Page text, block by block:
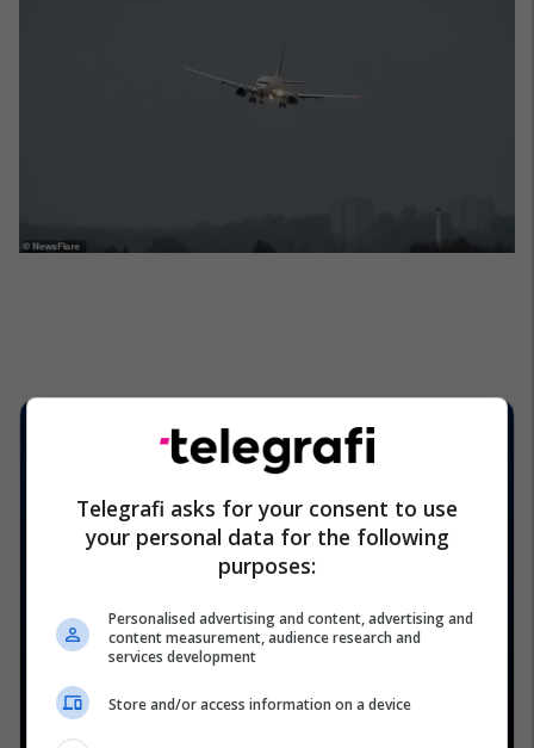
Telegrafi asks for your consent to use
your personal data for the following
purposes:
Personalised advertising and content, advertising and
content measurement, audience research and
services development
Store and/or access information on a device